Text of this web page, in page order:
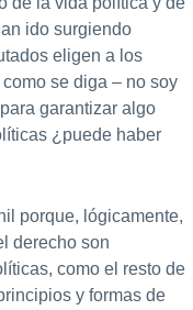
ido surgiendo
eligen a los
se diga – no soy
garantizar algo
¿puede haber
porque, lógicamente,
derecho son
como el resto de
y formas de